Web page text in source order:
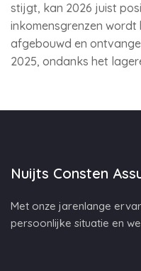
stijgt, kan 2026 juist
inkomensgrenzen wordt
afgebouwd en
2025, ondanks het
Nuijts Consten
Met onze jarenlange
persoonlijke situatie en